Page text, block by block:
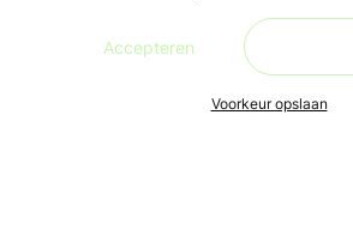
Accepteren
Voorkeur opslaan